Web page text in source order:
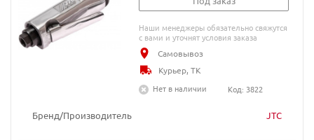
Бренд/Производитель JTC
Наши менеджеры обязательно свяжутся
с вами и уточнят условия заказа
Самовывоз
Курьер, ТК
Нет в наличии
Код: 3822